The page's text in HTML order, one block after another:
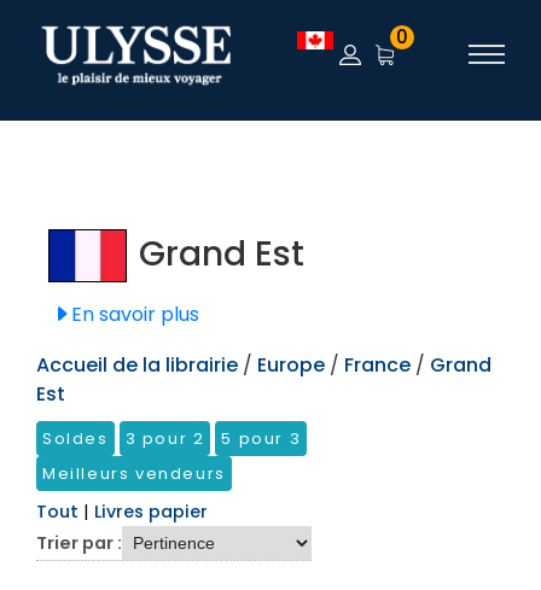
TEST 0
Grand Est
En savoir plus
Accueil de la librairie / Europe / France / Grand
Est
Soldes 3 pour 2
5 pour 3
Meilleurs vendeurs
Tout | Livres papier
Trier par :